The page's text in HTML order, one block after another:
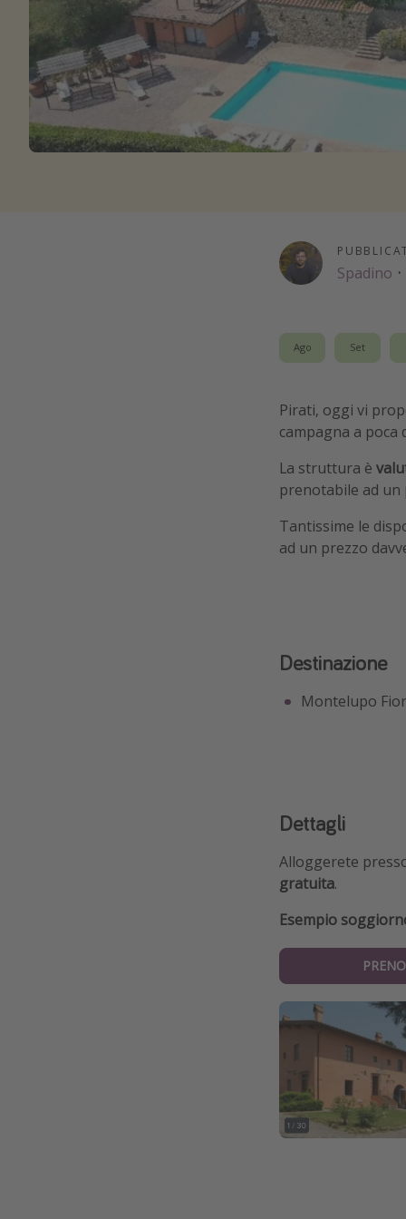
Spadino ·
Ago Set
Pirati, oggi vi
campagna a poca
La struttura è
prenotabile ad un
Tantissime le
ad un prezzo
Destinazione
Montelupo
Dettagli
Alloggerete
gratuita.
Esempio